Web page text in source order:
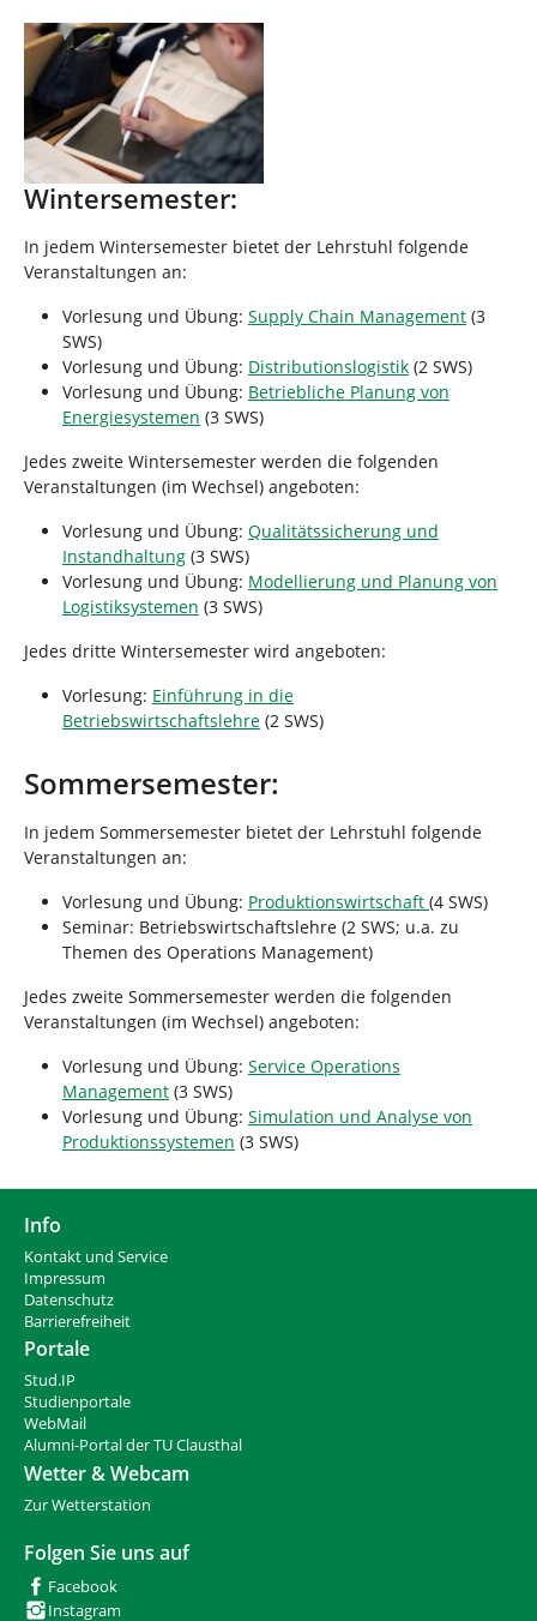
Wintersemester:
In jedem Wintersemester bietet der Lehrstuhl folgende
Veranstaltungen an:
Vorlesung und Übung: Supply Chain Management (3
SWS)
Vorlesung und Übung: Distributionslogistik (2 SWS)
Vorlesung und Übung: Betriebliche Planung von
Energiesystemen (3 SWS)
Jedes zweite Wintersemester werden die folgenden
Veranstaltungen (im Wechsel) angeboten:
Vorlesung und Übung: Qualitätssicherung und
Instandhaltung (3 SWS)
Vorlesung und Übung: Modellierung und Planung von
Logistiksystemen (3 SWS)
Jedes dritte Wintersemester wird angeboten:
Vorlesung: Einführung in die
Betriebswirtschaftslehre (2 SWS)
Sommersemester:
In jedem Sommersemester bietet der Lehrstuhl folgende
Veranstaltungen an:
Vorlesung und Übung: Produktionswirtschaft (4 SWS)
Seminar: Betriebswirtschaftslehre (2 SWS; u.a. zu
Themen des Operations Management)
Jedes zweite Sommersemester werden die folgenden
Veranstaltungen (im Wechsel) angeboten:
Vorlesung und Übung: Service Operations
Management (3 SWS)
Vorlesung und Übung: Simulation und Analyse von
Produktionssystemen (3 SWS)
Info
Kontakt und Service
Impressum
Datenschutz
Barrierefreiheit
Portale
Stud.IP
Studienportale
WebMail
Alumni-Portal der TU Clausthal
Wetter & Webcam
Zur Wetterstation
Folgen Sie uns auf
Facebook
Instagram